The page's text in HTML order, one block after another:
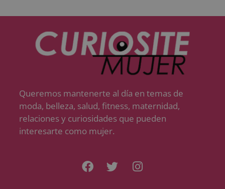
Queremos mantenerte al día en temas de
moda, belleza, salud, fitness, maternidad,
relaciones y curiosidades que pueden
interesarte como mujer.